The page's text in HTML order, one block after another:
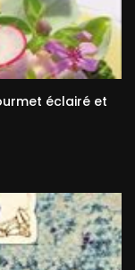
éclairé et